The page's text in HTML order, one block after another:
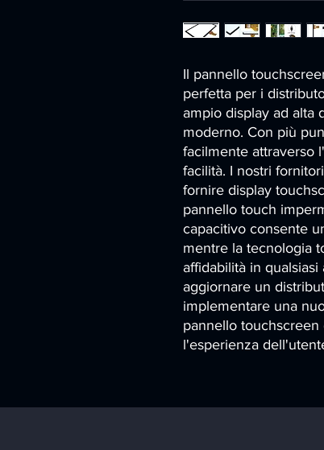
Il pannello
perfetta per i
ampio display ad alta
moderno. Con più
facilmente attraverso
facilità. I nostri
fornire display
pannello touch
capacitivo consente
mentre la tecnologia
affidabilità in
aggiornare un
implementare una
pannello
l'esperienza